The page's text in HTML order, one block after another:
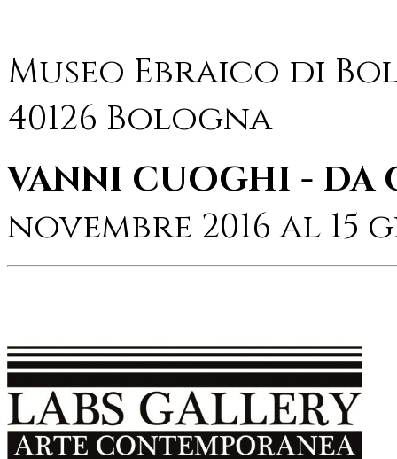
Museo Ebraico di
40126 Bologna
VANNI CUOGHI - DA
novembre 2016 al 15